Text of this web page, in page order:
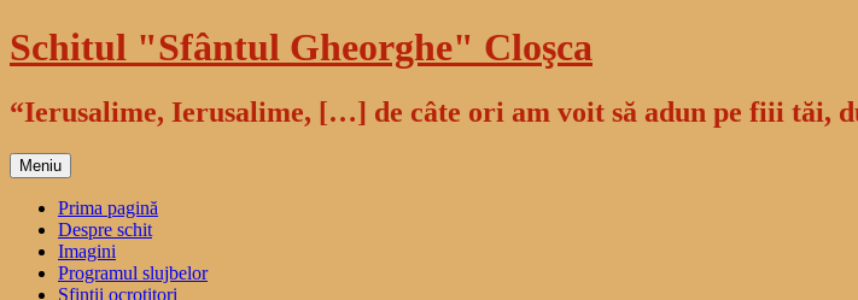
Sari
la
Schitul "Sfântul Gheorghe" Cloşca
“Ierusalime, Ierusalime, […] de câte ori am voit să adun pe fiii tăi,
Meniu
Prima pagină
Despre schit
Imagini
Programul slujbelor
Sfinţii ocrotitori